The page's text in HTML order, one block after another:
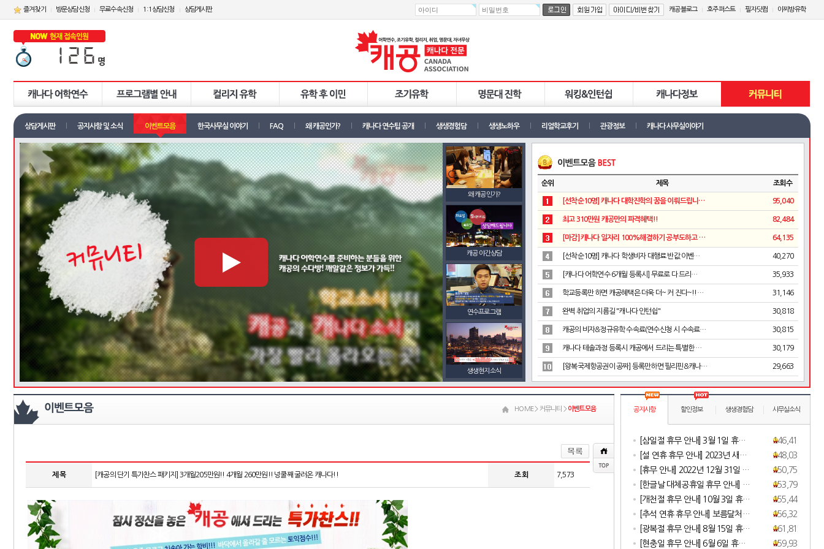
즐겨찾기 방문상담신청 무료수속신청 1:1상담신청 상담게시판 캐공블로그 호주퍼스트 필자닷컴 이찌방유학
상담게시판 공지사항 및 소식 이벤트모음 한국사무실 이야기 FAQ 왜 캐공인가? 캐나다 연수팁 공개 생생경험담 생생노하우 리얼학교후기 관광정보 캐나다 사무실이야기
왜 캐공인가?
캐공 야간상담
연수프로그램
생생현지소식
순위 제목 조회수
[선착순10명] 캐나다 대학진학의 꿈을 이뤄드립니… 95,040
최고 310만원 캐공만의 파격혜택!! 82,484
[마감] 캐나다 일자리 100%해결하기 공부도하고 … 64,135
[선착순10명] 캐나다 학생비자 대행료 반값 이벤… 40,270
[캐나다 어학연수 6개월 등록시] 무료로 다 드리… 35,933
학교등록만 하면 캐공혜택은 더욱 더~ 커 진다~!!… 31,146
완벽 취업의 지름길 "캐나다 인턴쉽" 30,818
캐공의 비자&정규유학 수속료(연수신청 시 수속료… 30,815
캐나다 테솔과정 등록시 캐공에서 드리는 특별한 … 30,179
[왕복국제항공권이 공짜] 등록만하면 필리핀&캐나… 29,663
공지사항 할인정보 생생경험담 사무실소식
[삼일절 휴무 안내] 3월 1일 휴…
146,410
[설 연휴 휴무 안내] 2023년 새…
148,037
[휴무 안내] 2022년 12월 31일 …
150,756
[한글날 대체공휴일 휴무 안내] …
153,798
[개천절 휴무 안내] 10월 3일 휴…
155,444
[추석 연휴 휴무 안내] 보름달처…
156,328
[광복절 휴무 안내] 8월 15일 휴…
161,815
[현충일 휴무 안내] 6월 6일 휴…
159,934
HOME > 커뮤니티 > 이벤트모음
제 목 [캐공의 단기 특가찬스 패키지] 3개월205만원!! 4개월 260만원!! 넝쿨째 굴러온 캐나다!! 조 회 7,573